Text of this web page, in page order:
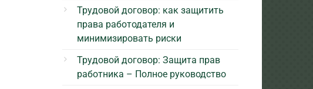
Трудовой договор: как защитить
права работодателя и
минимизировать риски
Трудовой договор: Защита прав
работника – Полное руководство